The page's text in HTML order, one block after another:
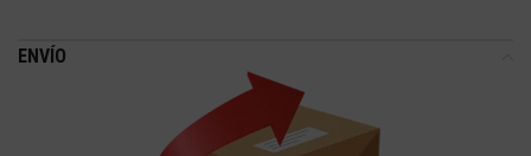
ENVÍO